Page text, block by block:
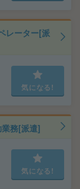
レーター[派
気になる!
務[派遣]
気になる!